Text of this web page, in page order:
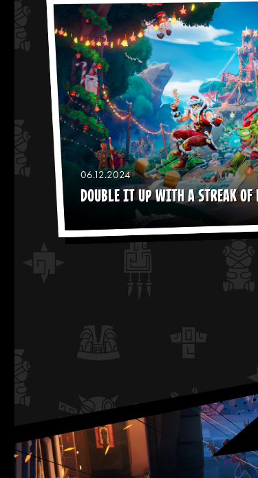
06.12.2024
DOUBLE IT UP WITH A STREAK OF